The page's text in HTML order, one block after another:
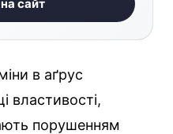
сайт
в аґрус
властивості,
порушенням